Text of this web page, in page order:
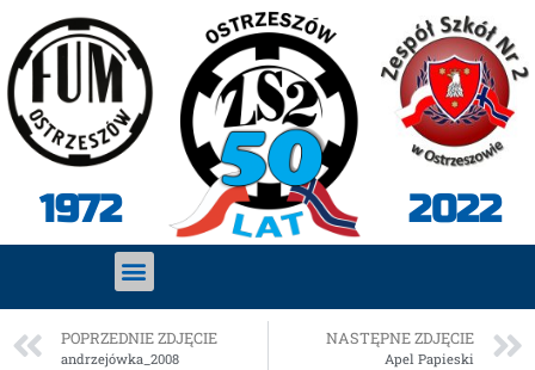
1972 2022
POPRZEDNIE ZDJĘCIE
andrzejówka_2008
NASTĘPNE ZDJĘCIE
Apel Papieski